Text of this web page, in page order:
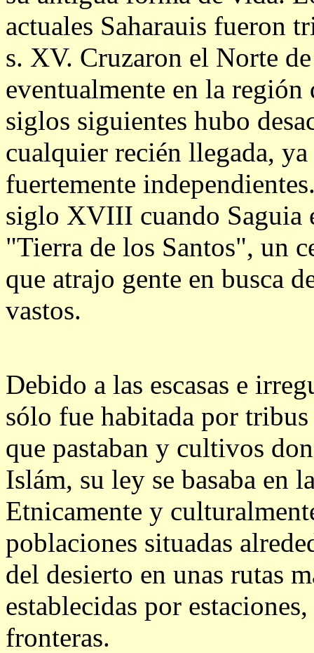
actuales Saharauis fueron
s. XV. Cruzaron el Norte
eventualmente en la
siglos siguientes hubo
cualquier recién llegada,
fuertemente
siglo XVIII cuando Saguia
"Tierra de los Santos", un
que atrajo gente en busca
vastos.
Debido a las escasas e
sólo fue habitada por
que pastaban y cultivos
Islám, su ley se basaba en
Etnicamente y
poblaciones situadas
del desierto en unas rutas
establecidas por
fronteras.